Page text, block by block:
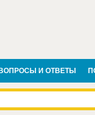
ВОПРОСЫ И ОТВЕТЫ